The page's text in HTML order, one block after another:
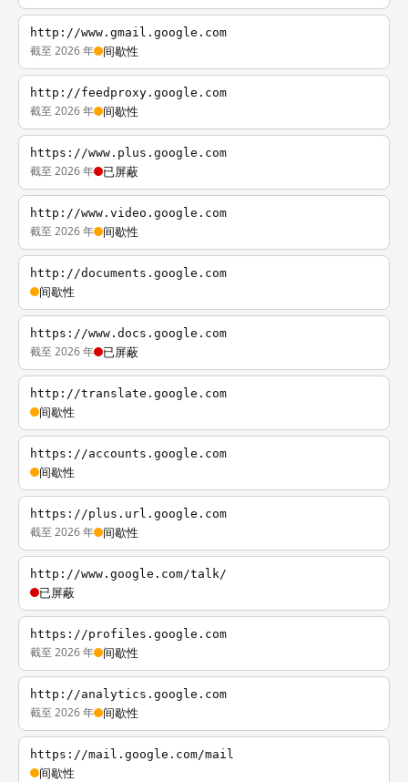
http://www.gmail.google.com
截至 2026 年 间歇性
http://feedproxy.google.com
截至 2026 年 间歇性
https://www.plus.google.com
截至 2026 年 已屏蔽
http://www.video.google.com
截至 2026 年 间歇性
http://documents.google.com
间歇性
https://www.docs.google.com
截至 2026 年 已屏蔽
http://translate.google.com
间歇性
https://accounts.google.com
间歇性
https://plus.url.google.com
截至 2026 年 间歇性
http://www.google.com/talk/
已屏蔽
https://profiles.google.com
截至 2026 年 间歇性
http://analytics.google.com
截至 2026 年 间歇性
https://mail.google.com/mail
间歇性